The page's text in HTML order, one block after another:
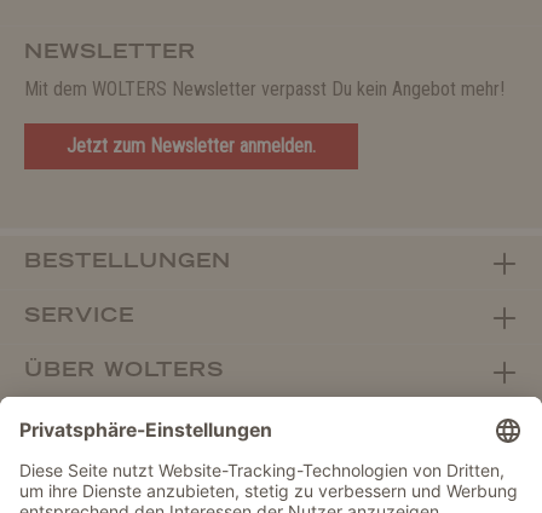
NEWSLETTER
Mit dem WOLTERS Newsletter verpasst Du kein Angebot mehr!
Jetzt zum Newsletter anmelden.
BESTELLUNGEN
SERVICE
ÜBER WOLTERS
FACHHANDEL
Vertrag widerrufen